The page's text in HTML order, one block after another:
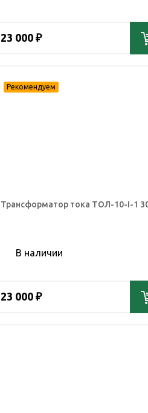
23 000 ₽
Трансформатор тока ТОЛ-10-I-1
В наличии
23 000 ₽